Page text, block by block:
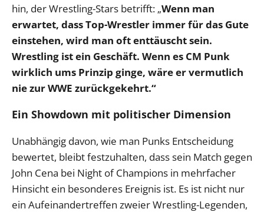
hin, der Wrestling-Stars betrifft: „Wenn man
erwartet, dass Top-Wrestler immer für das Gute
einstehen, wird man oft enttäuscht sein.
Wrestling ist ein Geschäft. Wenn es CM Punk
wirklich ums Prinzip ginge, wäre er vermutlich
nie zur WWE zurückgekehrt.“
Ein Showdown mit politischer Dimension
Unabhängig davon, wie man Punks Entscheidung
bewertet, bleibt festzuhalten, dass sein Match gegen
John Cena bei Night of Champions in mehrfacher
Hinsicht ein besonderes Ereignis ist. Es ist nicht nur
ein Aufeinandertreffen zweier Wrestling-Legenden,